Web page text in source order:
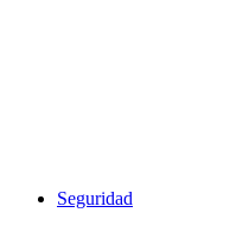
Seguridad